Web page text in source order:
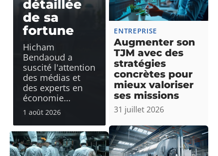
détaillée
de sa
fortune
Hicham
Bendaoud a
suscité l'attention
des médias et
des experts en
économie…
1 août 2026
ENTREPRISE
Augmenter son
TJM avec des
stratégies
concrètes pour
mieux valoriser
ses missions
31 juillet 2026